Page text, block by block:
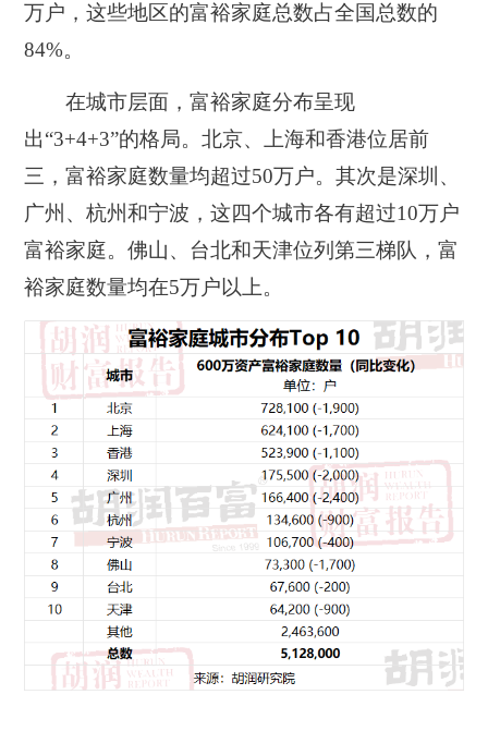
万户，这些地区的富裕家庭总数占全国总数的
84%。
在城市层面，富裕家庭分布呈现
出“3+4+3”的格局。北京、上海和香港位居前
三，富裕家庭数量均超过50万户。其次是深圳、
广州、杭州和宁波，这四个城市各有超过10万户
富裕家庭。佛山、台北和天津位列第三梯队，富
裕家庭数量均在5万户以上。